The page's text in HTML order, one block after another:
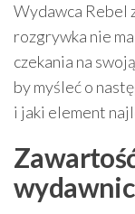
Wydawca Rebel
rozgrywka nie
czekania na
by myśleć o
i jaki element